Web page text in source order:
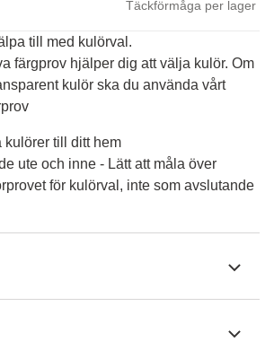
Täckförmåga per lager
till med kulörval.
färgprov hjälper dig att välja kulör. Om
kulör ska du använda vårt
kulörer till ditt hem
ute och inne - Lätt att måla över
för kulörval, inte som avslutande